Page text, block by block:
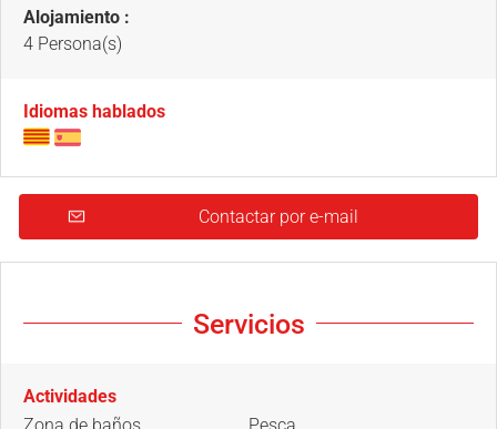
Alojamiento :
4 Persona(s)
Idiomas hablados
Contactar por e-mail
Servicios
Actividades
Zona de baños
Pesca